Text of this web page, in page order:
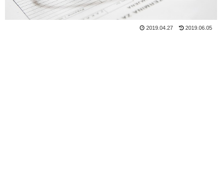
2019.04.27 2019.06.05